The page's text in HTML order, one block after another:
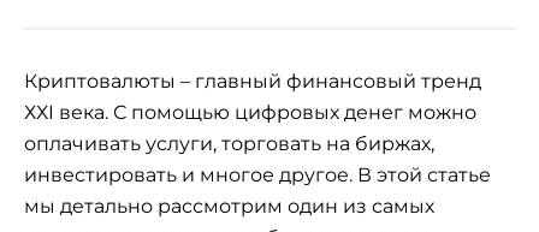
Криптовалюты – главный финансовый тренд
ХХI века. С помощью цифровых денег можно
оплачивать услуги, торговать на биржах,
инвестировать и многое другое. В этой статье
мы детально рассмотрим один из самых